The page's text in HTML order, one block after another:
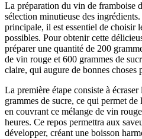
La préparation du vin de framboise
sélection minutieuse des
principale, il est essentiel de choisir
possibles. Pour obtenir cette
préparer une quantité de 200
de vin rouge et 600 grammes de
claire, qui augure de bonnes choses
La première étape consiste à
grammes de sucre, ce qui permet
en couvrant ce mélange de vin
heures. Ce repos permettra aux
développer, créant une boisson